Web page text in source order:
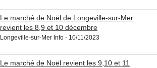
Le marché de Noël de Longeville-sur-Mer
revient les 8,9 et 10 décembre
Longeville-sur-Mer Info - 10/11/2023
Le marché de Noël revient les 9,10 et 11